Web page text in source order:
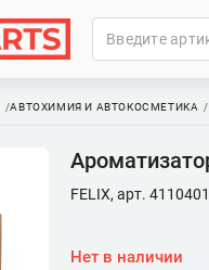
АВТОХИМИЯ И АВТОКОСМЕТИКА
FELIX, арт.
Нет в наличии